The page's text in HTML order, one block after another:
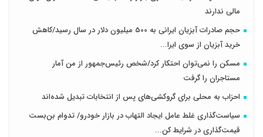
مالی ندارند
حجم صادرات آبزیان ایرانی به 500 میلیون دلار در سال رسید/کاهش
خرید آبزیان از سوی ایرا...
مسکن را نمی‌توان احتکار کرد/شخص رئیس‌جمهور از من آمار
مستاجران را گرفت
احزاب به محلی برای گروکشی‌های پس از انتخابات تبدیل شده‌اند
سیاست‌گذاری غلط عامل ایجاد التهاب در بازار خودرو/ تدوام بن‌بست
قیمت‌گذاری در شرایط کن...